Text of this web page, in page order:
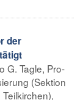
der
G. Tagle, Pro-
(Sektion